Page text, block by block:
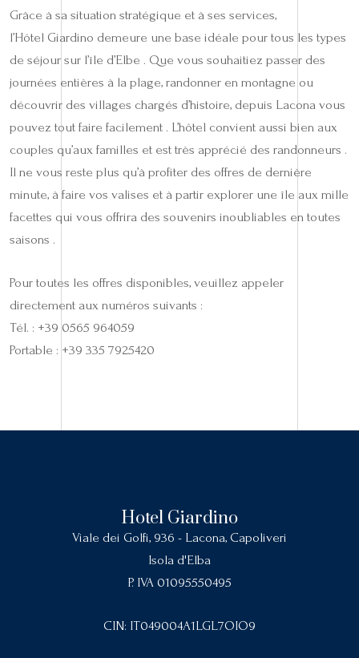
Grâce à sa situation stratégique et à ses services,
l’Hôtel Giardino demeure une base idéale pour tous les types
de séjour sur l’île d’Elbe . Que vous souhaitiez passer des
journées entières à la plage, randonner en montagne ou
découvrir des villages chargés d’histoire, depuis Lacona vous
pouvez tout faire facilement . L’hôtel convient aussi bien aux
couples qu’aux familles et est très apprécié des randonneurs .
Il ne vous reste plus qu’à profiter des offres de dernière
minute, à faire vos valises et à partir explorer une île aux mille
facettes qui vous offrira des souvenirs inoubliables en toutes
saisons .
Pour toutes les offres disponibles, veuillez appeler
directement aux numéros suivants :
Tél. : +39 0565 964059
Portable : +39 335 7925420
Hotel Giardino
Viale dei Golfi, 936 - Lacona, Capoliveri
Isola d'Elba
P. IVA 01095550495
CIN: IT049004A1LGL7OIO9